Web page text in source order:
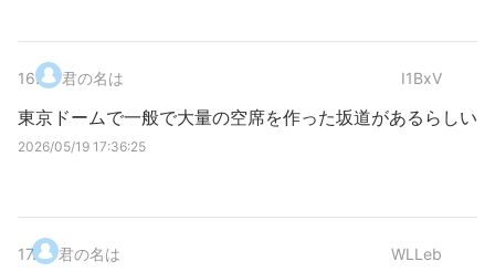
16. 君の名は I1BxV
東京ドームで一般で大量の空席を作った坂道があるらしい
2026/05/19 17:36:25
17. 君の名は WLLeb